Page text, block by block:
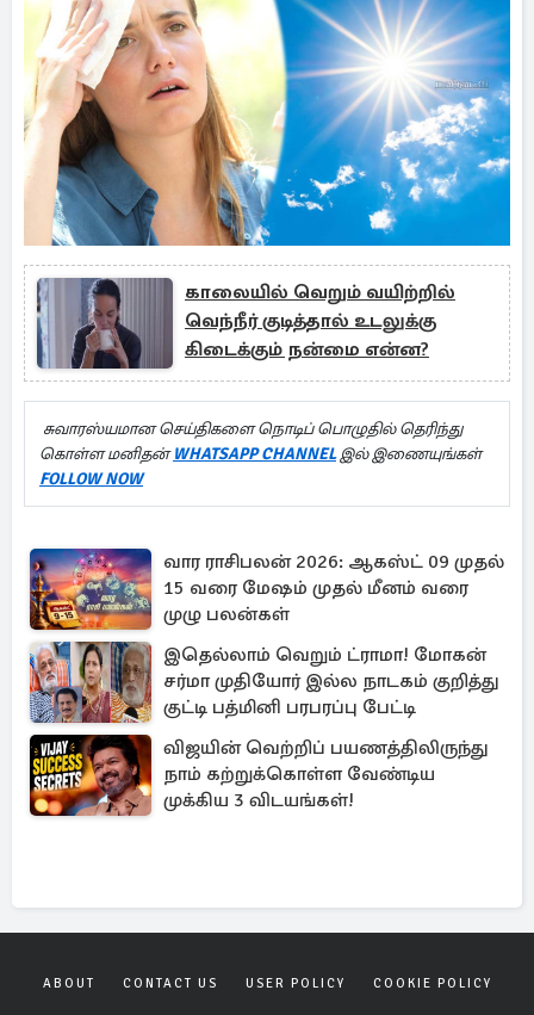
காலையில் வெறும் வயிற்றில்
வெந்நீர் குடித்தால் உடலுக்கு
கிடைக்கும் நன்மை என்ன?
சுவாரஸ்யமான செய்திகளை நொடிப் பொழுதில் தெரிந்து
கொள்ள மனிதன்WHATSAPP CHANNELஇல் இணையுங்கள்
FOLLOW NOW
வார ராசிபலன் 2026: ஆகஸ்ட் 09 முதல்
15 வரை மேஷம் முதல் மீனம் வரை
முழு பலன்கள்
இதெல்லாம் வெறும் ட்ராமா! மோகன்
சர்மா முதியோர் இல்ல நாடகம் குறித்து
குட்டி பத்மினி பரபரப்பு பேட்டி
விஜயின் வெற்றிப் பயணத்திலிருந்து
நாம் கற்றுக்கொள்ள வேண்டிய
முக்கிய 3 விடயங்கள்!
ABOUT CONTACT US USER POLICY COOKIE POLICY